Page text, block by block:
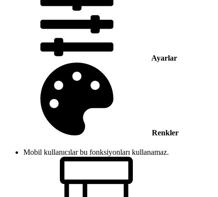
Ayarlar
Renkler
Mobil kullanıcılar bu fonksiyonları kullanamaz.